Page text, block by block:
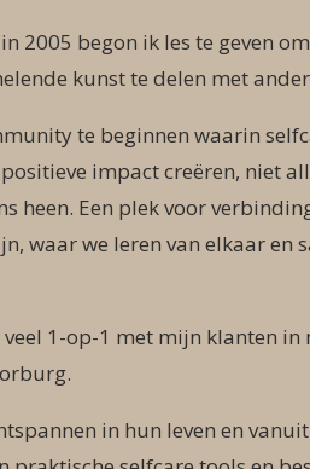
2005 begon ik les te geven
kunst te delen met
te beginnen waarin
impact creëren, niet
heen. Een plek voor
waar we leren van elkaar en
1-op-1 met mijn klanten in
in hun leven en